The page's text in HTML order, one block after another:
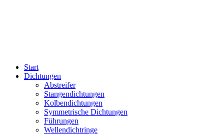
Start
Dichtungen
Abstreifer
Stangendichtungen
Kolbendichtungen
Symmetrische Dichtungen
Führungen
Wellendichtringe